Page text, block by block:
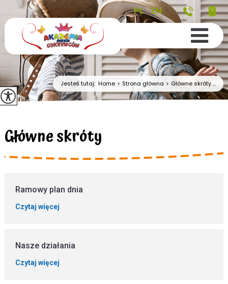
Jesteś tutaj:Home > Strona główna > Główne skróty ...
Główne skróty
Ramowy plan dnia
Czytaj więcej
Nasze działania
Czytaj więcej
PL EN